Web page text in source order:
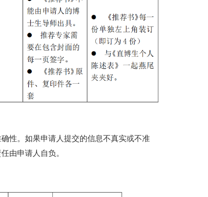
性。如果申请人提交的信息不真实或不准
由申请人自负。